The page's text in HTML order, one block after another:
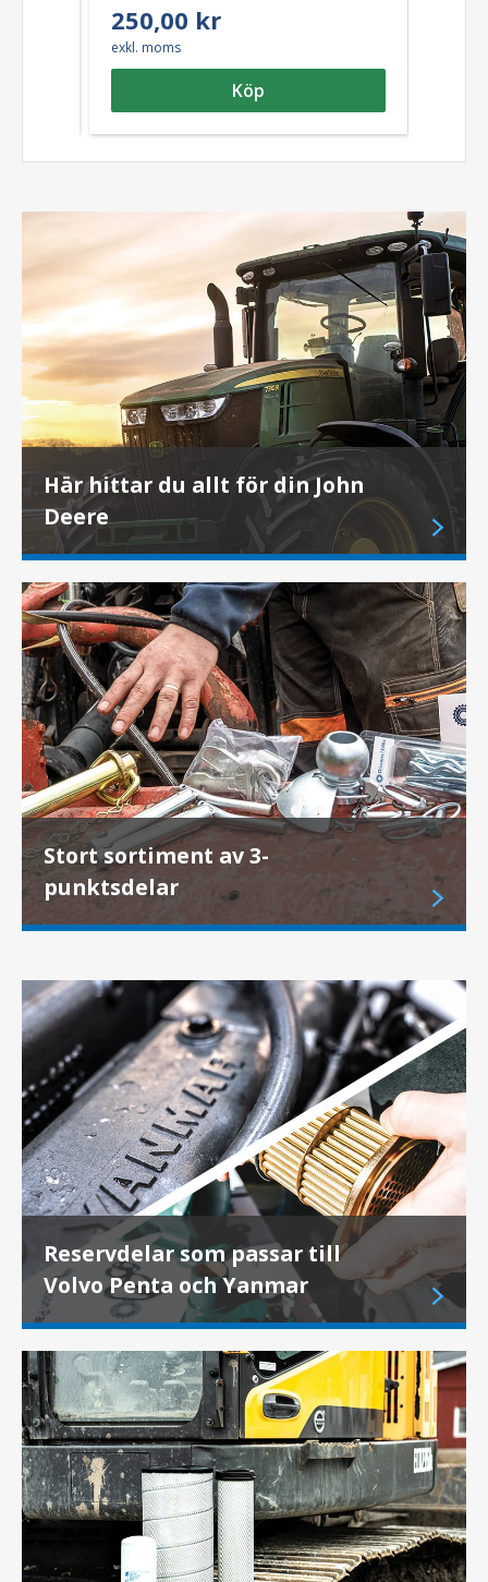
250,00 kr
exkl. moms
Köp
Här hittar du allt för din John
Deere
Stort sortiment av 3-
punktsdelar
Reservdelar som passar till
Volvo Penta och Yanmar